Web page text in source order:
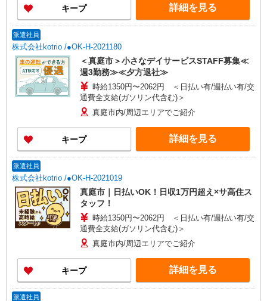
社規定あり
キープ 詳細を見る
派遣社員
株式会社kotrio /●OK-H-2021180
＜真庭市＞小さなデイサービスSTAFF募集≪
週3勤務≫≪夕方退社≫
時給1350円〜2062円 ＜日払い有/週払い有/交
通費全支給(ガソリン代含む)＞
真庭市内/周辺エリアでご紹介
キープ 詳細を見る
派遣社員
株式会社kotrio /●OK-H-2021019
真庭市｜日払いOK！日収1万円超え×サ高住ス
タッフ！
時給1350円〜2062円 ＜日払い有/週払い有/交
通費全支給(ガソリン代含む)＞
真庭市内/周辺エリアでご紹介
キープ 詳細を見る
派遣社員